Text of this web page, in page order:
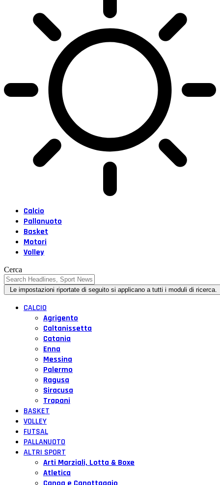
Calcio
Pallanuoto
Basket
Motori
Volley
Cerca
CALCIO
Agrigento
Caltanissetta
Catania
Enna
Messina
Palermo
Ragusa
Siracusa
Trapani
BASKET
VOLLEY
FUTSAL
PALLANUOTO
ALTRI SPORT
Arti Marziali, Lotta & Boxe
Atletica